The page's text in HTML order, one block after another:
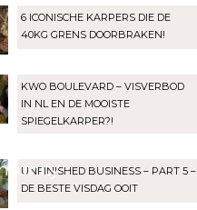
6 ICONISCHE KARPERS DIE DE
40KG GRENS DOORBRAKEN!
KWO BOULEVARD – VISVERBOD
IN NL EN DE MOOISTE
SPIEGELKARPER?!
UNFINISHED BUSINESS – PART 5 –
DE BESTE VISDAG OOIT